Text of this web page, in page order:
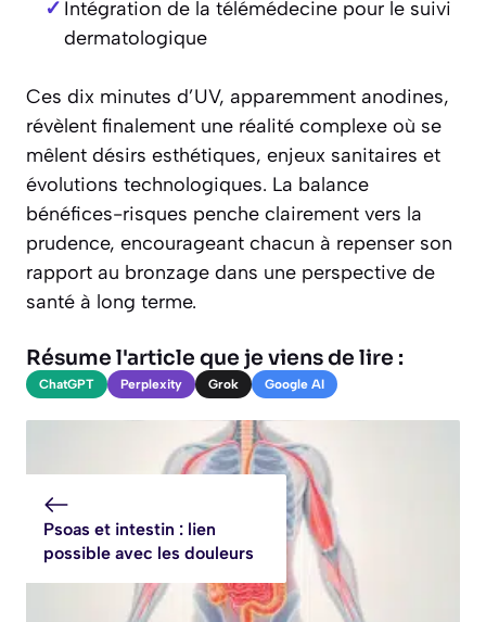
Intégration de la télémédecine pour le suivi
dermatologique
Ces dix minutes d’UV, apparemment anodines,
révèlent finalement une réalité complexe où se
mêlent désirs esthétiques, enjeux sanitaires et
évolutions technologiques. La balance
bénéfices-risques penche clairement vers la
prudence, encourageant chacun à repenser son
rapport au bronzage dans une perspective de
santé à long terme.
Résume l'article que je viens de lire :
ChatGPT Perplexity Grok Google AI
Psoas et intestin : lien
possible avec les douleurs